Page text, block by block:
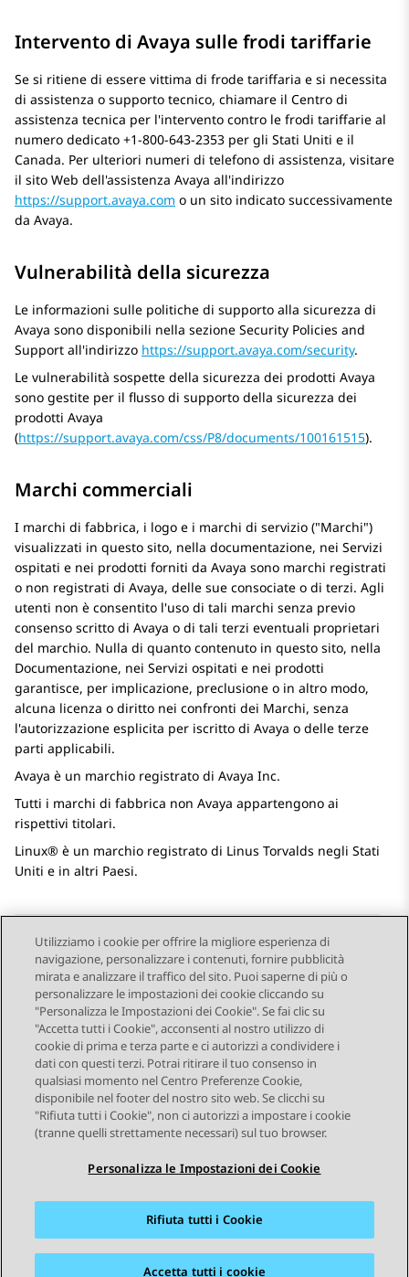
Intervento di Avaya sulle frodi tariffarie
Se si ritiene di essere vittima di frode tariffaria e si necessita
di assistenza o supporto tecnico, chiamare il Centro di
assistenza tecnica per l'intervento contro le frodi tariffarie al
numero dedicato +1-800-643-2353 per gli Stati Uniti e il
Canada. Per ulteriori numeri di telefono di assistenza, visitare
il sito Web dell'assistenza Avaya all'indirizzo
https://support.avaya.com o un sito indicato successivamente
da Avaya.
Vulnerabilità della sicurezza
Le informazioni sulle politiche di supporto alla sicurezza di
Avaya sono disponibili nella sezione Security Policies and
Support all'indirizzo https://support.avaya.com/security.
Le vulnerabilità sospette della sicurezza dei prodotti Avaya
sono gestite per il flusso di supporto della sicurezza dei
prodotti Avaya
(https://support.avaya.com/css/P8/documents/100161515).
Marchi commerciali
I marchi di fabbrica, i logo e i marchi di servizio ( Marchi )
visualizzati in questo sito, nella documentazione, nei Servizi
ospitati e nei prodotti forniti da Avaya sono marchi registrati
o non registrati di Avaya, delle sue consociate o di terzi. Agli
utenti non è consentito l'uso di tali marchi senza previo
consenso scritto di Avaya o di tali terzi eventuali proprietari
del marchio. Nulla di quanto contenuto in questo sito, nella
Documentazione, nei Servizi ospitati e nei prodotti
garantisce, per implicazione, preclusione o in altro modo,
alcuna licenza o diritto nei confronti dei Marchi, senza
l'autorizzazione esplicita per iscritto di Avaya o delle terze
parti applicabili.
Avaya è un marchio registrato di Avaya Inc.
Tutti i marchi di fabbrica non Avaya appartengono ai
rispettivi titolari.
Linux® è un marchio registrato di Linus Torvalds negli Stati
Uniti e in altri Paesi.
Send Feedback
Navigazione argomentoArgomento successivo
STAY CONNECTED
Mappa del sito Condizioni d'uso
Privacy
Marchi commerciali
Utilizziamo i cookie per offrire la migliore esperienza di
navigazione, personalizzare i contenuti, fornire pubblicità
mirata e analizzare il traffico del sito. Puoi saperne di più o
personalizzare le impostazioni dei cookie cliccando su
"Personalizza le Impostazioni dei Cookie". Se fai clic su
"Accetta tutti i Cookie", acconsenti al nostro utilizzo di
cookie di prima e terza parte e ci autorizzi a condividere i
dati con questi terzi. Potrai ritirare il tuo consenso in
qualsiasi momento nel Centro Preferenze Cookie,
disponibile nel footer del nostro sito web. Se clicchi su
"Rifiuta tutti i Cookie", non ci autorizzi a impostare i cookie
(tranne quelli strettamente necessari) sul tuo browser.
Personalizza le Impostazioni dei Cookie
Rifiuta tutti i Cookie
Accetta tutti i cookie